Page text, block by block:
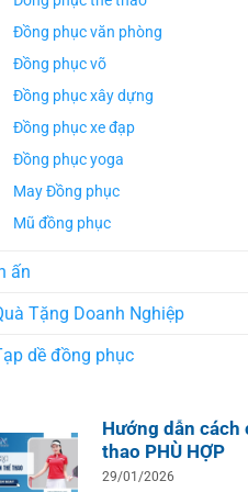
Đồng phục văn phòng
Đồng phục võ
Đồng phục xây dựng
Đồng phục xe đạp
Đồng phục yoga
May Đồng phục
Mũ đồng phục
ấn
Tặng Doanh Nghiệp
dề đồng phục
Hướng dẫn cách
thao PHÙ HỢP
29/01/2026